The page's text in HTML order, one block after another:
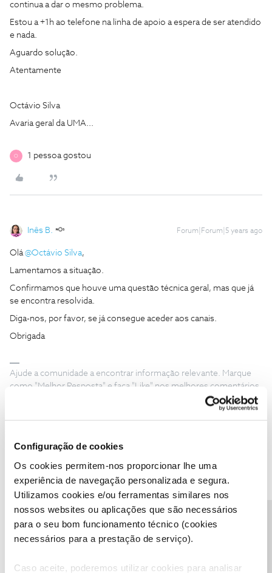
Configuração de cookies
Os cookies permitem-nos proporcionar lhe uma
experiência de navegação personalizada e segura.
Utilizamos cookies e/ou ferramentas similares nos
nossos websites ou aplicações que são necessários
para o seu bom funcionamento técnico (cookies
necessários para a prestação de serviço).
Caso aceite, poderemos utilizar cookies para analisar
continua a dar o mesmo problema.
Estou a +1h ao telefone na linha de apoio a espera de ser atendido
e nada.
Aguardo solução.
Atentamente
Octávio Silva
Avaria geral da UMA...
O 1 pessoa gostou
Inês B. Forum|Forum|5 years ago
Olá@Octávio Silva,
Lamentamos a situação.
Confirmamos que houve uma questão técnica geral, mas que já
se encontra resolvida.
Diga-nos, por favor, se já consegue aceder aos canais.
Obrigada
Ajude a comunidade a encontrar informação relevante. Marque
como "Melhor Resposta" e faça "Like" nos melhores comentários.
Octávio Silva Forum|Forum|5 years ago
Olá@Octávio Silva ,
Confirmamos que houve uma questão técnica geral, mas que já
se encontra resolvida.
Obrigada